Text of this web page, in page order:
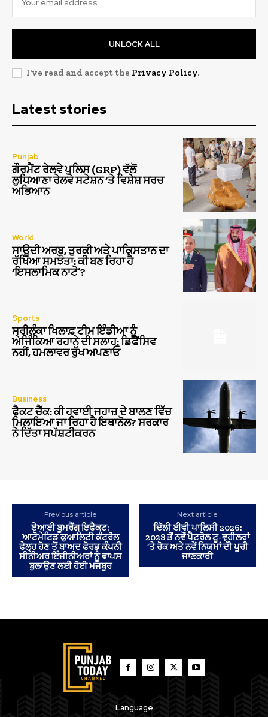
UNLOCK ALL
I've read and accept the Privacy Policy.
Latest stories
Punjab
ਗੌਰਮੈਂਟ ਰੇਲਵੇ ਪੁਲਿਸ (GRP) ਵੱਲੋਂ
ਲੁਧਿਆਣਾ ਰੇਲਵੇ ਸਟੇਸ਼ਨ ‘ਤੇ ਵਿਸ਼ੇਸ਼ ਸਰਚ
ਅਭਿਆਨ
World
ਸਾਊਦੀ ਅਰਬ, ਤੁਰਕੀ ਅਤੇ ਪਾਕਿਸਤਾਨ ਦਾ
ਰੱਖਿਆ ਸਮਝੌਤਾ: ਕੀ ਬਣ ਰਿਹਾ ਹੈ
‘ਇਸਲਾਮਿਕ ਨਾਟੋ’?
Sports
ਸ੍ਰੀਲੰਕਾ ਖਿਲਾਫ਼ ਟੀਮ ਇੰਡੀਆ ਨੂੰ
ਅਜਿੰਕਿਆ ਰਹਾਨੇ ਦੀ ਸਲਾਹ: ਡਿਫੈਂਸਿਵ
ਨਹੀਂ, ਹਮਲਾਵਰ ਰੁੱਖ ਅਪਣਾਓ
Business
ਫੈਕਟ ਚੈੱਕ: ਕੀ ਹਵਾਈ ਜਹਾਜ਼ ਦੇ ਬਾਲਣ ਵਿੱਚ
ਮਿਲਾਇਆ ਜਾ ਰਿਹਾ ਹੈ ਇਥਾਨੋਲ? ਸਰਕਾਰ
ਨੇ ਦਿੱਤਾ ਸਪੱਸ਼ਟੀਕਰਨ
Previous article
ਏਆਈ ਬੂਮਰੈਂਗ ਇਫੈਕਟ:
ਆਟੋਮੇਟਿਡ ਕੁਆਲਿਟੀ ਕੰਟਰੋਲ
ਫੇਲ੍ਹ ਹੋਣ ਤੋਂ ਬਾਅਦ ਫੋਰਡ ਕੰਪਨੀ
ਸੀਨੀਅਰ ਇੰਜੀਨੀਅਰਾਂ ਨੂੰ ਵਾਪਸ
ਬੁਲਾਉਣ ਲਈ ਹੋਈ ਮਜਬੂਰ
Next article
ਦਿੱਲੀ ਈਵੀ ਪਾਲਿਸੀ 2026:
2028 ਤੋਂ ਨਵੇਂ ਪੈਟਰੋਲ ਟੂ-ਵ੍ਹੀਲਰਾਂ
‘ਤੇ ਰੋਕ ਅਤੇ ਨਵੇਂ ਨਿਯਮਾਂ ਦੀ ਪੂਰੀ
ਜਾਣਕਾਰੀ
Language